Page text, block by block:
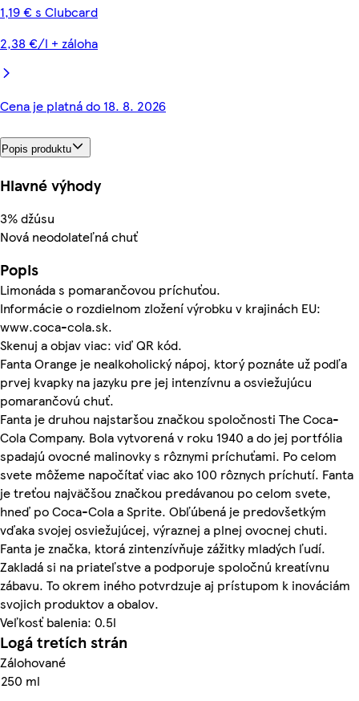
1,19 € s Clubcard
2,38 €/l + záloha
Cena je platná do 18. 8. 2026
Popis produktu
Hlavné výhody
3% džúsu
Nová neodolateľná chuť
Popis
Limonáda s pomarančovou príchuťou.
Informácie o rozdielnom zložení výrobku v krajinách EU:
www.coca-cola.sk.
Skenuj a objav viac: viď QR kód.
Fanta Orange je nealkoholický nápoj, ktorý poznáte už podľa
prvej kvapky na jazyku pre jej intenzívnu a osviežujúcu
pomarančovú chuť.
Fanta je druhou najstaršou značkou spoločnosti The Coca-
Cola Company. Bola vytvorená v roku 1940 a do jej portfólia
spadajú ovocné malinovky s rôznymi príchuťami. Po celom
svete môžeme napočítať viac ako 100 rôznych príchutí. Fanta
je treťou najväčšou značkou predávanou po celom svete,
hneď po Coca-Cola a Sprite. Obľúbená je predovšetkým
vďaka svojej osviežujúcej, výraznej a plnej ovocnej chuti.
Fanta je značka, ktorá zintenzívňuje zážitky mladých ľudí.
Zakladá si na priateľstve a podporuje spoločnú kreatívnu
zábavu. To okrem iného potvrdzuje aj prístupom k inováciám
svojich produktov a obalov.
Veľkosť balenia: 0.5l
Logá tretích strán
Zálohované
250 ml